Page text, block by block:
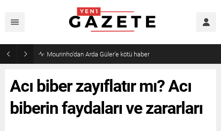
Mourinho’dan Arda Güler’e kötü haber
Acı biber zayıflatır mı? Acı
biberin faydaları ve zararları